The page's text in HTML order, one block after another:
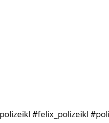
#felix_polizeikl